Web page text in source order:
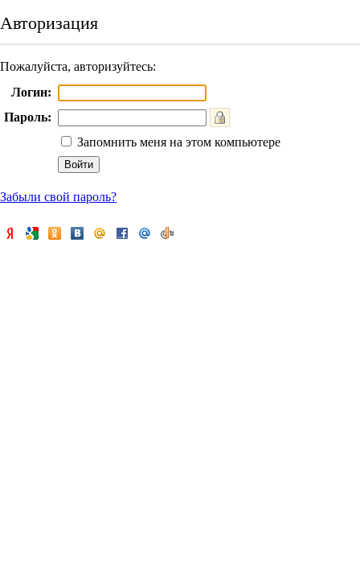
Авторизация
Пожалуйста, авторизуйтесь:
Логин:
Пароль:
Запомнить меня на этом компьютере
Забыли свой пароль?